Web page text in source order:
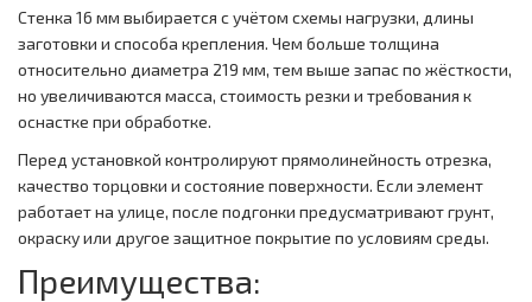
Стенка 16 мм выбирается с учётом схемы нагрузки, длины
заготовки и способа крепления. Чем больше толщина
относительно диаметра 219 мм, тем выше запас по жёсткости,
но увеличиваются масса, стоимость резки и требования к
оснастке при обработке.
Перед установкой контролируют прямолинейность отрезка,
качество торцовки и состояние поверхности. Если элемент
работает на улице, после подгонки предусматривают грунт,
окраску или другое защитное покрытие по условиям среды.
Преимущества: